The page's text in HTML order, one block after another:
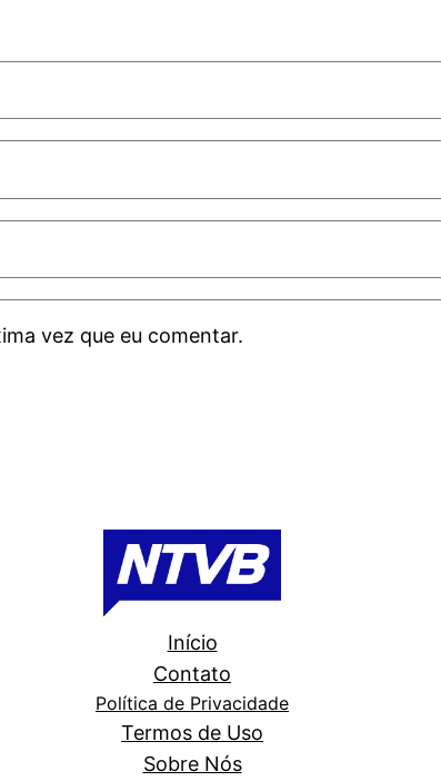
vez que eu comentar.
Início
Contato
Política de Privacidade
Termos de Uso
Sobre Nós